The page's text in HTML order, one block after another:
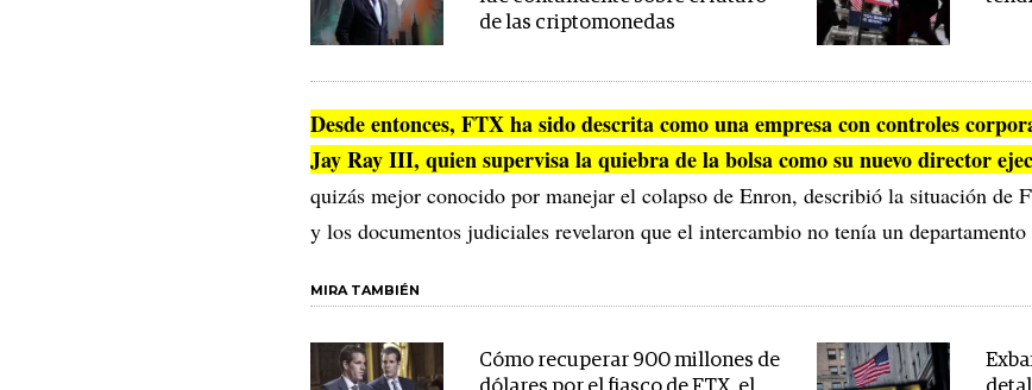
de las criptomonedas
Desde entonces, FTX ha sido descrita como una empresa con controles
Jay Ray III, quien supervisa la quiebra de la bolsa como su nuevo director
quizás mejor conocido por manejar el colapso de Enron, describió la situación de
y los documentos judiciales revelaron que el intercambio no tenía un
MIRA TAMBIÉN
Cómo recuperar 900 millones de